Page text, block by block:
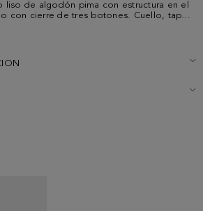
liso de algodón pima con estructura en el
con cierre de tres botones. Cuello, tapeta
y pespuntes a contraste en los